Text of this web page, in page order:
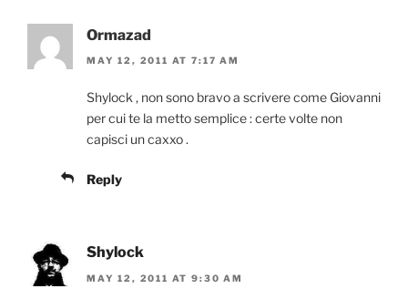
Ormazad
MAY 12, 2011 AT 7:17 AM
Shylock , non sono bravo a scrivere come Giovanni
per cui te la metto semplice : certe volte non
capisci un caxxo .
Reply
Shylock
MAY 12, 2011 AT 9:30 AM